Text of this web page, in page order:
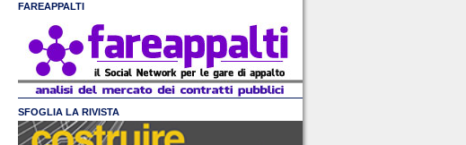
FAREAPPALTI
SFOGLIA LA RIVISTA